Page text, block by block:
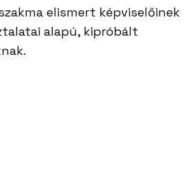
elismert képviselőinek
alapú, kipróbált